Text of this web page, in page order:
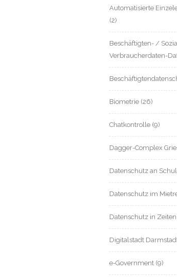
Automatisierte
(2)
Beschäftigten- /
Verbraucherdaten-
Biometrie (26)
Chatkontrolle (9)
Dagger-Complex
Datenschutz an
Datenschutz im
Datenschutz in
Digitalstadt
e-Government (9)